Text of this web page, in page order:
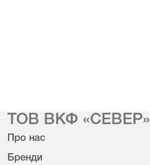
ТОВ ВКФ «СЕВЕР»
Про нас
Бренди